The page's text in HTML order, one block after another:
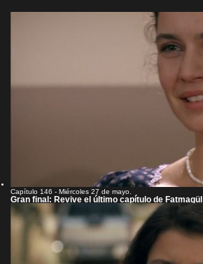
Capítulo 146 - Miércoles 27 de mayo.
Gran final: Revive el último capítulo de Fatmagül